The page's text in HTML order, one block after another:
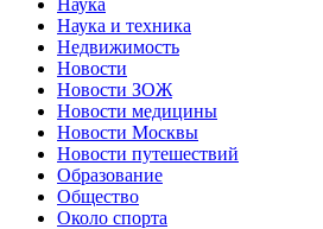
Наука и техника
Недвижимость
Новости
Новости ЗОЖ
Новости медицины
Новости Москвы
Новости путешествий
Образование
Общество
Около спорта